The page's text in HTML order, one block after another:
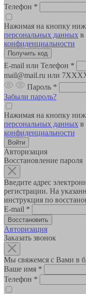
Телефон *
Нажимая на кнопку
персональных данных в
конфиденциальности
E-mail или Телефон *
mail@mail.ru или
Пароль *
Забыли пароль?
Нажимая на кнопку
персональных данных в
конфиденциальности
Авторизация
Восстановление пароля
Введите адрес
регистрации. На
инструкция по
E-mail *
Авторизация
Заказать звонок
Мы свяжемся с Вами в
Ваше имя *
Телефон *